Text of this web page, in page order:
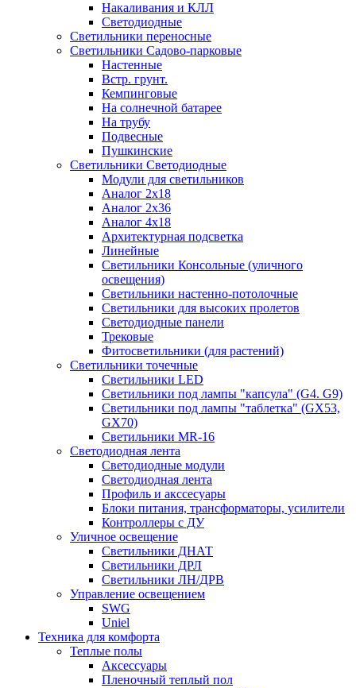
Накаливания и КЛЛ
Светодиодные
Светильники переносные
Светильники Садово-парковые
Настенные
Встр. грунт.
Кемпинговые
На солнечной батарее
На трубу
Подвесные
Пушкинские
Светильники Светодиодные
Модули для светильников
Аналог 2х18
Аналог 2х36
Аналог 4х18
Архитектурная подсветка
Линейные
Светильники Консольные (уличного
освещения)
Светильники настенно-потолочные
Светильники для высоких пролетов
Светодиодные панели
Трековые
Фитосветильники (для растений)
Светильники точечные
Светильники LED
Светильники под лампы "капсула" (G4. G9)
Светильники под лампы "таблетка" (GX53,
GX70)
Светильники MR-16
Светодиодная лента
Светодиодные модули
Светодиодная лента
Профиль и акссесуары
Блоки питания, трансформаторы, усилители
Контроллеры с ДУ
Уличное освещение
Светильники ДНАТ
Светильники ДРЛ
Светильники ЛН/ДРВ
Управление освещением
SWG
Uniel
Техника для комфорта
Теплые полы
Аксессуары
Пленочный теплый пол